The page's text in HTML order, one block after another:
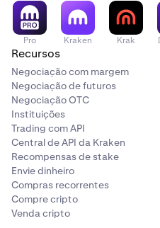
Pro Kraken Krak
Recursos
Negociação com margem
Negociação de futuros
Negociação OTC
Instituições
Trading com API
Central de API da Kraken
Recompensas de stake
Envie dinheiro
Compras recorrentes
Compre cripto
Venda cripto